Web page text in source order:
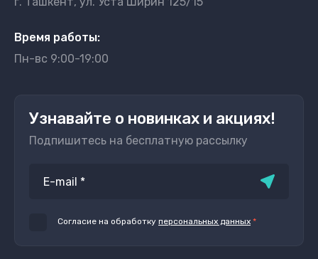
Время работы:
Пн-вс 9:00-19:00
Узнавайте о новинках и акциях!
Подпишитесь на бесплатную рассылку
Согласие на обработку персональных данных *